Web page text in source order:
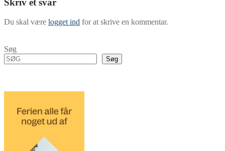
Skriv et svar
Du skal være logget ind for at skrive en kommentar.
Søg
Søg